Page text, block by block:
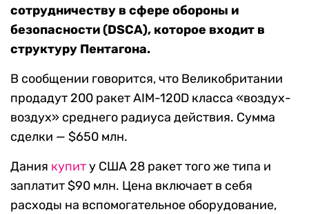
сотрудничеству в сфере обороны и
безопасности (DSCA), которое входит в
структуру Пентагона.
В сообщении говорится, что Великобритании
продадут 200 ракет AIM-120D класса «воздух-
воздух» среднего радиуса действия. Сумма
сделки — $650 млн.
Дания купиту США 28 ракет того же типа и
заплатит $90 млн. Цена включает в себя
расходы на вспомогательное оборудование,